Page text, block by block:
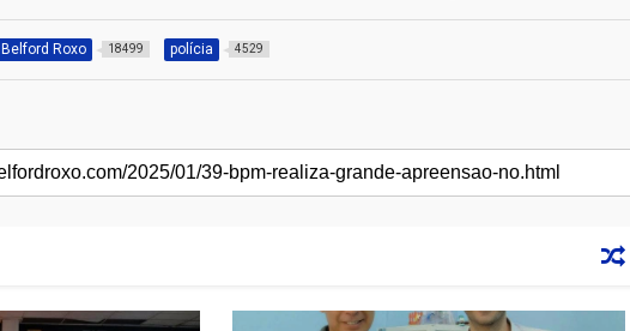
Belford Roxo 18499 polícia 4529